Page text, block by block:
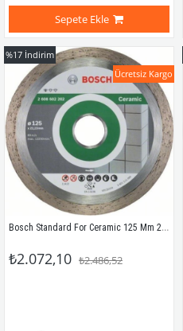
Sepete Ekle
Bosch Standard For Ceramic 125 Mm 2608602202
₺2.072,10 ₺2.486,52
%17 İndirim
Ücretsiz Kargo